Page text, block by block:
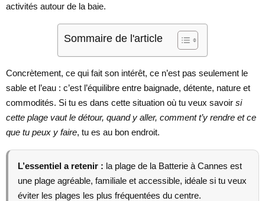
activités autour de la baie.
Sommaire de l'article
Concrètement, ce qui fait son intérêt, ce n’est pas seulement le
sable et l’eau : c’est l’équilibre entre baignade, détente, nature et
commodités. Si tu es dans cette situation où tu veux savoir si
cette plage vaut le détour, quand y aller, comment t’y rendre et ce
que tu peux y faire, tu es au bon endroit.
L’essentiel a retenir : la plage de la Batterie à Cannes est
une plage agréable, familiale et accessible, idéale si tu veux
éviter les plages les plus fréquentées du centre.